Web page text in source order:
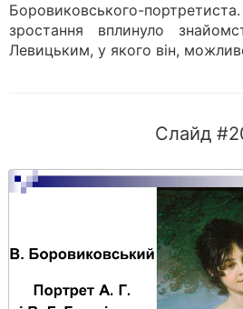
Боровиковського-
зростання вплинуло
Левицьким, у якого він,
Слайд